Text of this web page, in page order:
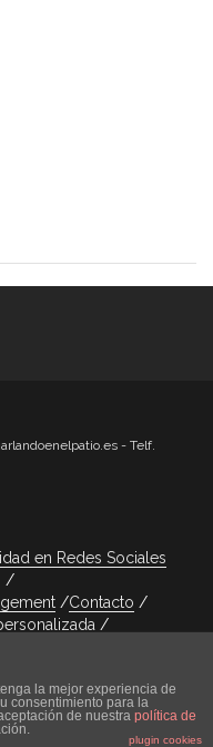
- Telf.
en Redes Sociales
Contacto
la mejor experiencia de
consentimiento para la
de nuestra política de
plugin cookies